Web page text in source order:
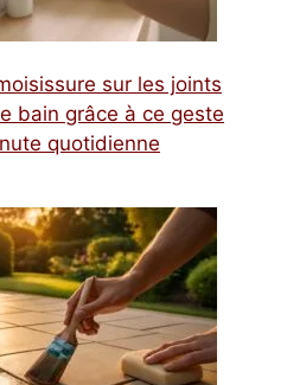
sur les joints
bain grâce à ce geste
quotidienne